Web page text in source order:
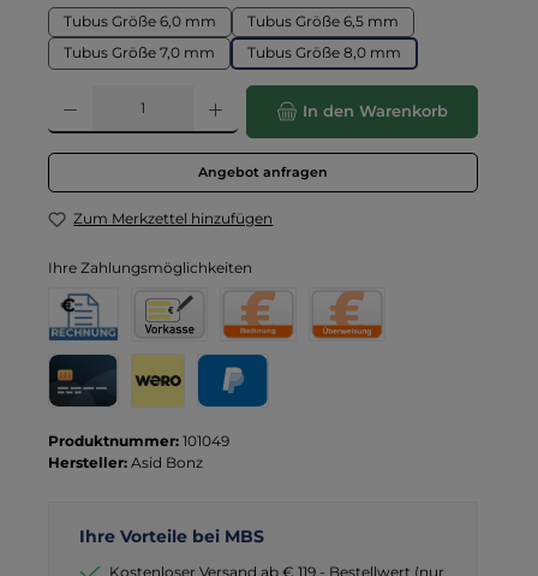
Tubus Größe 6,0 mm
Tubus Größe 6,5 mm
Tubus Größe 7,0 mm
Tubus Größe 8,0 mm
Produkt Anzahl: Gib den gewünschten Wert ein oder benutze die
In den Warenkorb
Angebot anfragen
Zum Merkzettel hinzufügen
Ihre Zahlungsmöglichkeiten
Produktnummer: 101049
Hersteller: Asid Bonz
Ihre Vorteile bei MBS
Kostenloser Versand ab € 119,- Bestellwert (nur